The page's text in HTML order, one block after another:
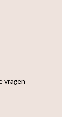
vragen